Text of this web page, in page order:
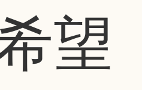
望